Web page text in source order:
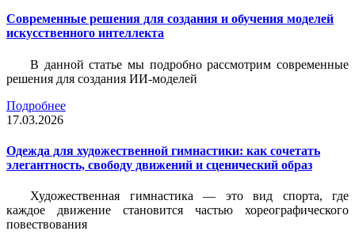
Современные решения для создания и обучения моделей
искусственного интеллекта
В данной статье мы подробно рассмотрим современные
решения для создания ИИ-моделей
Подробнее
17.03.2026
Одежда для художественной гимнастики: как сочетать
элегантность, свободу движений и сценический образ
Художественная гимнастика — это вид спорта, где
каждое движение становится частью хореографического
повествования